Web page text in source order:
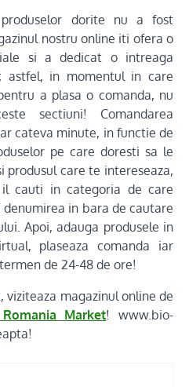
dorite nu a fost
nostru online iti ofera o
si a dedicat o intreaga
astfel, in momentul in care
a plasa o comanda, nu
sectiuni! Comandarea
cateva minute, in functie de
pe care doresti sa le
produsul care te intereseaza,
cauti in categoria de care
in bara de cautare
Apoi, adauga produsele in
plaseaza comanda iar
de 24-48 de ore!
viziteaza magazinul online de
Market! www.bio-